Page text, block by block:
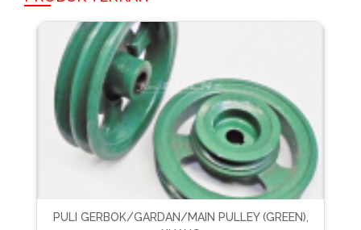
PULI GERBOK/GARDAN/MAIN PULLEY (GREEN),